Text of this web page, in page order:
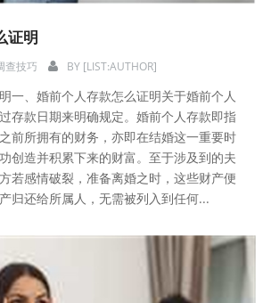
证明
查技巧 BY [LIST:AUTHOR]
一、婚前个人存款怎么证明关于婚前个人
存款日期来明确规定。婚前个人存款即指
前所拥有的财务，亦即在结婚这一重要时
创造并积累下来的财富。至于涉及到的夫
若感情破裂，准备离婚之时，这些财产便
归还给所属人，无需被列入到任何...